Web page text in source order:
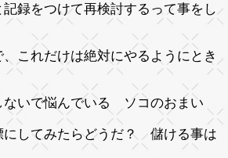
録をつけて再検討するって事をし
これだけは絶対にやるようにとき
ないで悩んでいる ソコのおまい
にしてみたらどうだ？ 儲ける事は